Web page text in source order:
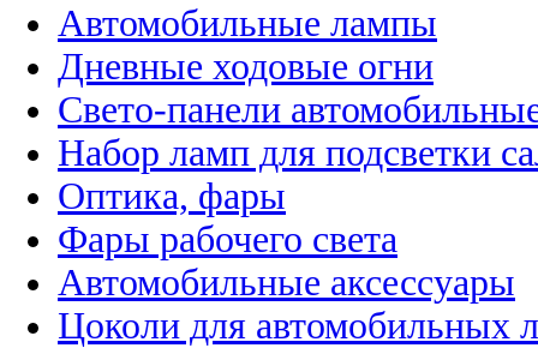
Автомобильные лампы
Дневные ходовые огни
Свето-панели
Набор ламп для подсветки
Оптика, фары
Фары рабочего света
Автомобильные аксессуары
Цоколи для автомобильных